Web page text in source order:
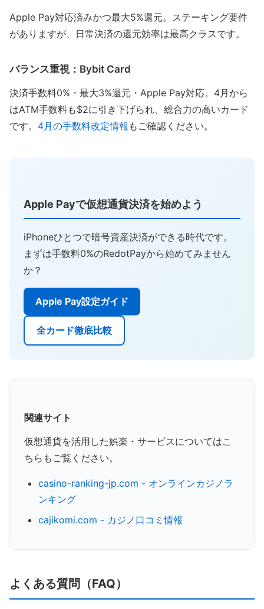
Apple Pay対応済みかつ最大5%還元。ステーキング要件
がありますが、日常決済の還元効率は最高クラスです。
バランス重視：Bybit Card
決済手数料0%・最大3%還元・Apple Pay対応。4月から
はATM手数料も$2に引き下げられ、総合力の高いカード
です。 4月の手数料改定情報 もご確認ください。
Apple Payで仮想通貨決済を始めよう
iPhoneひとつで暗号資産決済ができる時代です。
まずは手数料0%のRedotPayから始めてみません
か？
Apple Pay設定ガイド
全カード徹底比較
関連サイト
仮想通貨を活用した娯楽・サービスについてはこ
ちらもご覧ください。
casino-ranking-jp.com - オンラインカジノラ
ンキング
cajikomi.com - カジノ口コミ情報
よくある質問（FAQ）